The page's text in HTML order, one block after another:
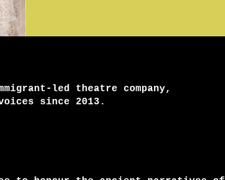
led theatre company,
since 2013.